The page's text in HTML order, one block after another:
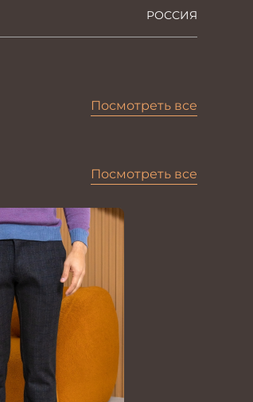
РОССИЯ
Посмотреть все
Посмотреть все